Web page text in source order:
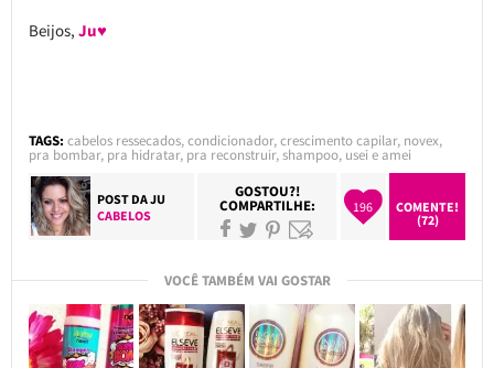
Beijos, Ju♥
TAGS: cabelos ressecados,condicionador,crescimento capilar, novex,
pra bombar, pra hidratar, pra reconstruir,shampoo, usei e amei
POST DAJU
CABELOS
GOSTOU?!
COMPARTILHE: 196
COMENTE!
(72)
VOCÊ TAMBÉM VAI GOSTAR